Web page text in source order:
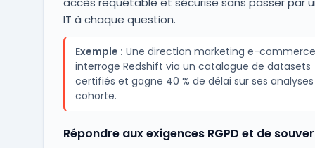
IT à chaque question.
Exemple : Une direction marketing e-commerce
interroge Redshift via un catalogue de datasets
certifiés et gagne 40 % de délai sur ses
cohorte.
Répondre aux exigences RGPD et de